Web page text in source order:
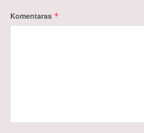
Komentaras *